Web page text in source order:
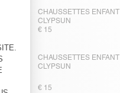
CHAUSSETTES ENFANT
CLYPSUN
€ 15
CHAUSSETTES ENFANT
CLYPSUN
€ 15